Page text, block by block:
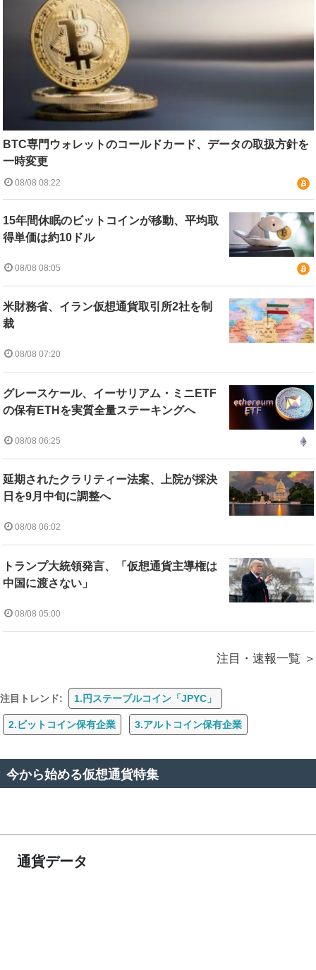
BTC専門ウォレットのコールドカード、データの取扱方針を
一時変更
08/08 08:22
15年間休眠のビットコインが移動、平均取
得単価は約10ドル
08/08 08:05
米財務省、イラン仮想通貨取引所2社を制
裁
08/08 07:20
グレースケール、イーサリアム・ミニETF
の保有ETHを実質全量ステーキングへ
08/08 06:25
延期されたクラリティー法案、上院が採決
日を9月中旬に調整へ
08/08 06:02
トランプ大統領発言、「仮想通貨主導権は
中国に渡さない」
08/08 05:00
注目・速報一覧
注目トレンド: 1.円ステーブルコイン「JPYC」
2.ビットコイン保有企業 3.アルトコイン保有企業
今から始める仮想通貨特集
通貨データ